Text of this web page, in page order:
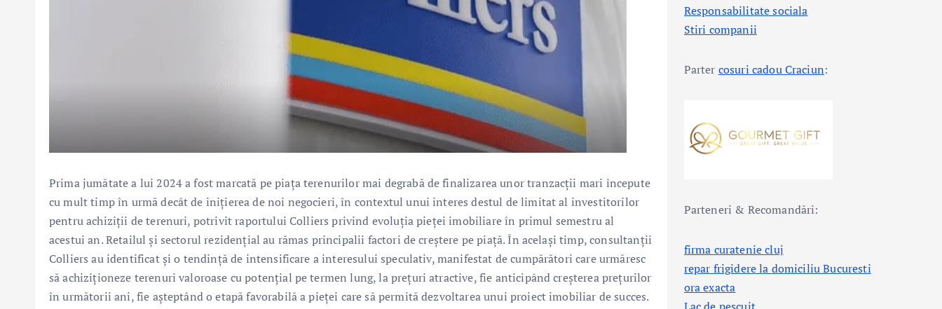
Prima jumătate a lui 2024 a fost marcată pe piața terenurilor mai degrabă de finalizarea unor tranzacții mari începute
cu mult timp în urmă decât de inițierea de noi negocieri, în contextul unui interes destul de limitat al investitorilor
pentru achiziții de terenuri, potrivit raportului Colliers privind evoluția pieței imobiliare în primul semestru al
acestui an. Retailul și sectorul rezidențial au rămas principalii factori de creștere pe piață. În același timp, consultanții
Colliers au identificat și o tendință de intensificare a interesului speculativ, manifestat de cumpărători care urmăresc
să achiziționeze terenuri valoroase cu potențial pe termen lung, la prețuri atractive, fie anticipând creșterea prețurilor
în următorii ani, fie așteptând o etapă favorabilă a pieței care să permită dezvoltarea unui proiect imobiliar de succes.
Responsabilitate sociala
Stiri companii
Parter cosuri cadou Craciun:
Parteneri & Recomandări:
firma curatenie cluj
repar frigidere la domiciliu Bucuresti
ora exacta